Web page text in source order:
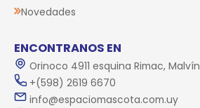
Novedades
ENCONTRANOS EN
Orinoco 4911 esquina Rimac, Malvín
+(598) 2619 6670
info@espaciomascota.com.uy